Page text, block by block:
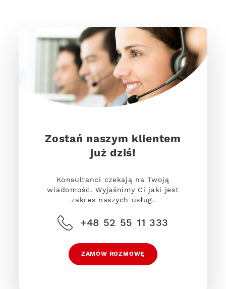
Zostań naszym klientem
już dziś!
Konsultanci czekają na Twoją
wiadomość. Wyjaśnimy Ci jaki jest
zakres naszych usług.
+48 52 55 11 333
ZAMÓW ROZMOWĘ